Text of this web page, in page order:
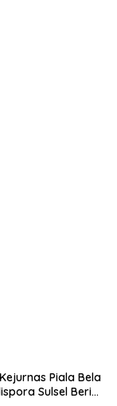
Piala Bela
Sulsel Beri